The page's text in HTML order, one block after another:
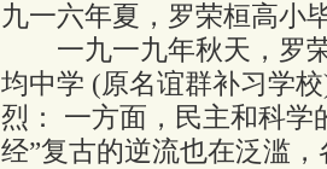
九一六年夏，罗荣桓高小
一九一九年秋天，罗荣
均中学 (原名谊群补习学
烈： 一方面，民主和科学
经”复古的逆流也在泛滥